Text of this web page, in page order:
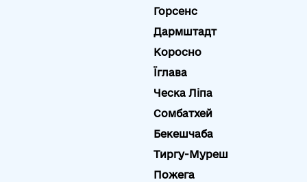
Горсенс
Дармштадт
Коросно
Їглава
Ческа Ліпа
Сомбатхей
Бекешчаба
Тиргу-Муреш
Пожега